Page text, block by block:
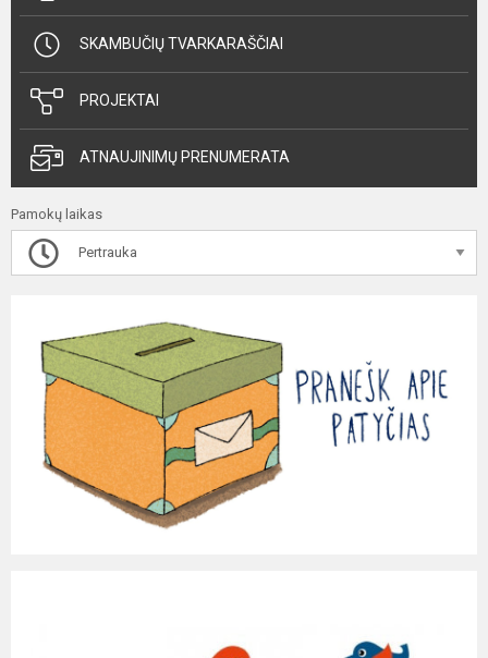
SKAMBUČIŲ TVARKARAŠČIAI
PROJEKTAI
ATNAUJINIMŲ PRENUMERATA
Pamokų laikas
Pertrauka